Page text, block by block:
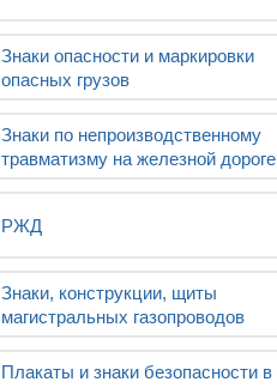
Знаки опасности и маркировки
опасных грузов
Знаки по непроизводственному
травматизму на железной дороге
РЖД
Знаки, конструкции, щиты
магистральных газопроводов
Плакаты и знаки безопасности в